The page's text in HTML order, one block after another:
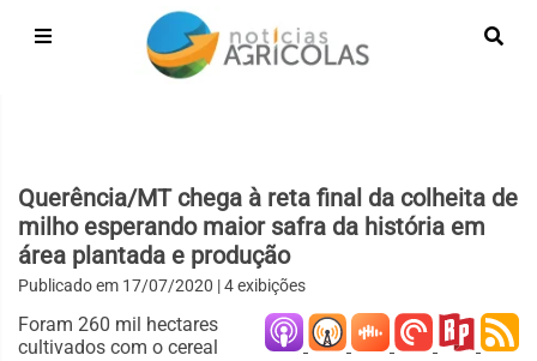
Querência/MT chega à reta final da colheita de
milho esperando maior safra da história em
área plantada e produção
Publicado em 17/07/2020 | 4 exibições
Foram 260 mil hectares
cultivados com o cereal